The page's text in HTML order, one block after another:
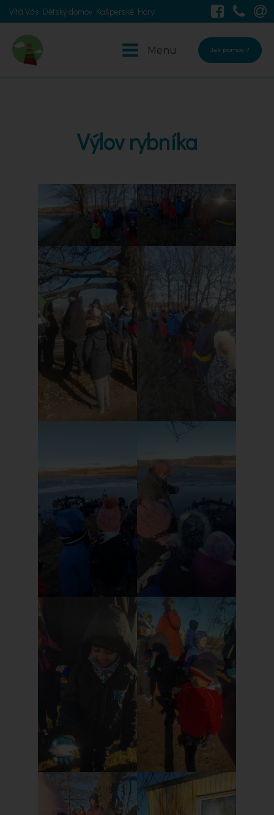
Vítá Vás Dětský domov Kašperské Hory!
Menu Jak pomoci?
Výlov rybníka